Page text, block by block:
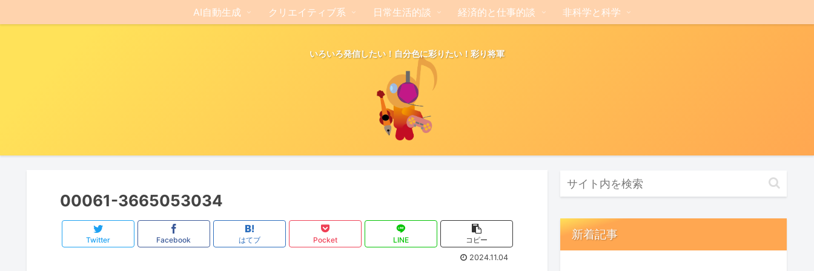
いろいろ発信したい！自分色に彩りたい！彩り将軍
AI自動生成 クリエイティブ系 日常生活的談 経済的と仕事的談 非科学と科学
00061-3665053034
Twitter Facebook はてブ Pocket LINE
コピー
2024.11.04
新着記事